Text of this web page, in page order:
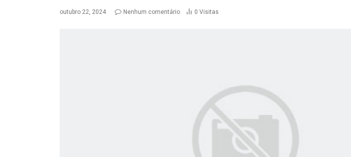
outubro 22, 2024 Nenhum comentário 0 Visitas